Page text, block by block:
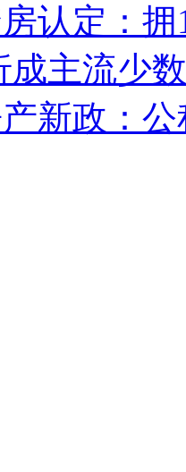
认定：
成主流少
新政：